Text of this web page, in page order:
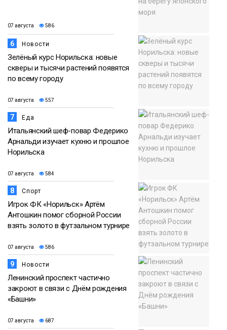
07 августа 586
6 Новости
Зелёный курс Норильска: новые
скверы и тысячи растений появятся
по всему городу
07 августа 557
7 Еда
Итальянский шеф-повар Федерико
Арнальди изучает кухню и прошлое
Норильска
07 августа 584
8 Спорт
Игрок ФК «Норильск» Артём
Антошкин помог сборной России
взять золото в футзальном турнире
07 августа 586
9 Новости
Ленинский проспект частично
закроют в связи с Днём рождения
«Башни»
07 августа 687